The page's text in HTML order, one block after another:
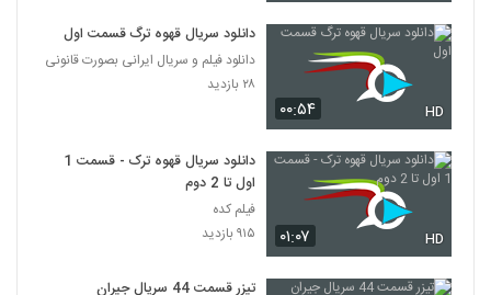
۰۰:۵۴ HD
دانلود سریال قهوه ترگ قسمت اول
دانلود فیلم و سریال ایرانی بصورت قانونی
۲۸ بازدید
۰۱:۰۷ HD
دانلود سریال قهوه ترک - قسمت 1
اول تا 2 دوم
فیلم کده
۹۱۵ بازدید
تیزر قسمت 44 سریال جیران